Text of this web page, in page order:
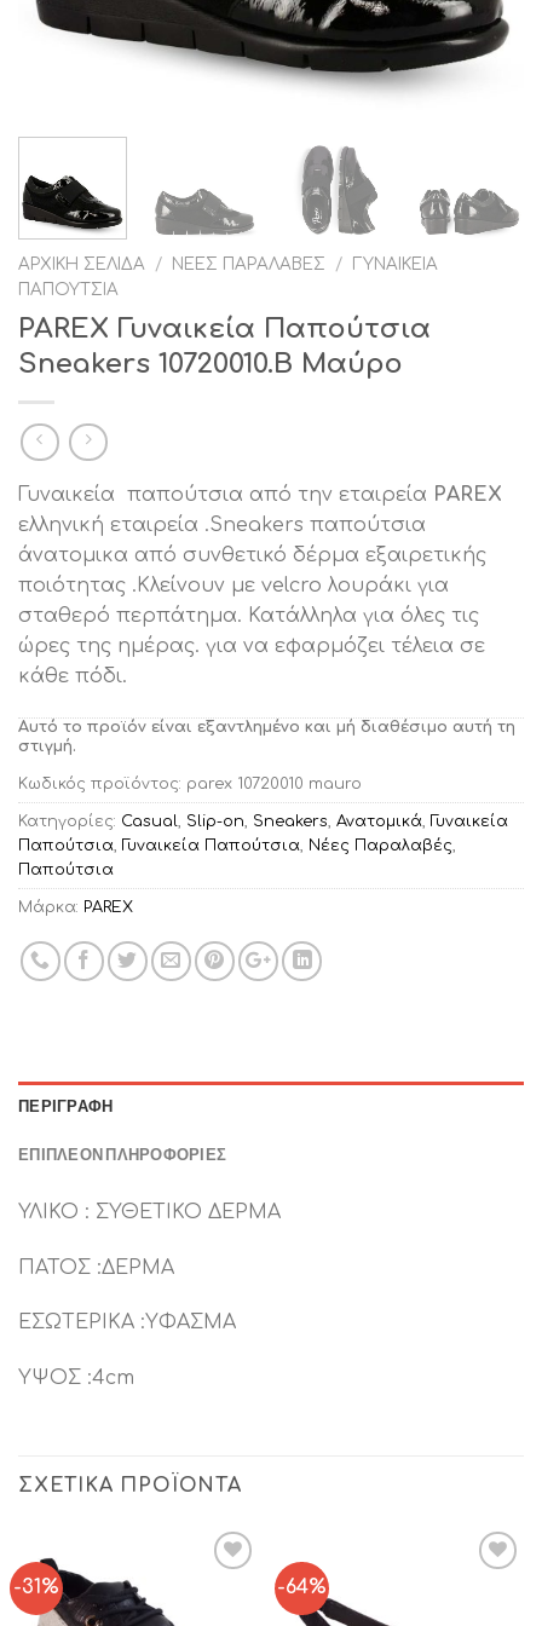
ΑΡΧΙΚΉ ΣΕΛΊΔΑ / ΝΈΕΣ ΠΑΡΑΛΑΒΈΣ /
ΓΥΝΑΙΚΕΊΑ
ΠΑΠΟΎΤΣΙΑ
PAREX Γυναικεία Παπούτσια
Sneakers 10720010.Β Μαύρο
Γυναικεία παπούτσια από την εταιρεία PAREX
ελληνική εταιρεία .Sneakers παπούτσια
άνατομικα από συνθετικό δέρμα εξαιρετικής
ποιότητας .Κλείνουν με velcro λουράκι για
σταθερό περπάτημα. Κατάλληλα για όλες τις
ώρες της ημέρας. για να εφαρμόζει τέλεια σε
κάθε πόδι.
Αυτό το προϊόν είναι εξαντλημένο και μή διαθέσιμο αυτή τη
στιγμή.
Κωδικός προϊόντος: parex 10720010 mauro
Κατηγορίες: Casual, Slip-on, Sneakers, Ανατομικά, Γυναικεία
Παπούτσια, Γυναικεία Παπούτσια, Νέες Παραλαβές,
Παπούτσια
Μάρκα: PAREX
ΠΕΡΙΓΡΑΦΉ
ΕΠΙΠΛΈΟΝ ΠΛΗΡΟΦΟΡΊΕΣ
ΥΛΙΚΟ : ΣΥΘΕΤΙΚΟ ΔΕΡΜΑ
ΠΑΤΟΣ :ΔΕΡΜΑ
ΕΣΩΤΕΡΙΚΑ :ΥΦΑΣΜΑ
ΥΨΟΣ :4cm
ΣΧΕΤΙΚΆ ΠΡΟΪΌΝΤΑ
-31% -64%